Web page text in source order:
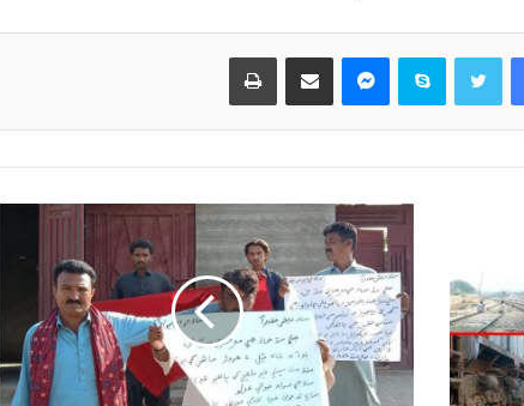
Facebook
Skype حصيداري ڪريو اي ميل ذريعي